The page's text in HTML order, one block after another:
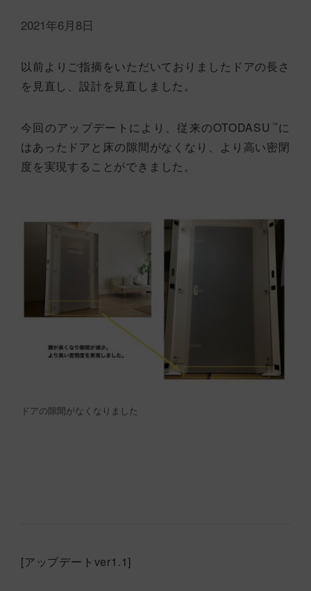
2021年6月8日
以前よりご指摘をいただいておりましたドアの長さ
を見直し、設計を見直しました。
今回のアップデートにより、従来のOTODASU ™に
はあったドアと床の隙間がなくなり、より高い密閉
度を実現することができました。
ドアの隙間がなくなりました
[アップデートver1.1]